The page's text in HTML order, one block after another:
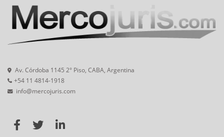
Av. Córdoba 1145 2° Piso, CABA, Argentina
+54 11 4814-1918
info@mercojuris.com